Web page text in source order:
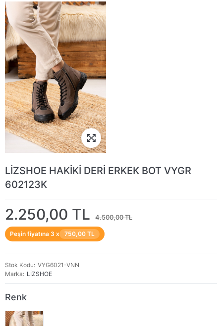
LİZSHOE HAKİKİ DERİ ERKEK BOT VYGR
602123K
2.250,00 TL 4.500,00 TL
Peşin fiyatına 3 x 750,00 TL
Stok Kodu VYG6021-VNN
Marka
LİZSHOE
Renk